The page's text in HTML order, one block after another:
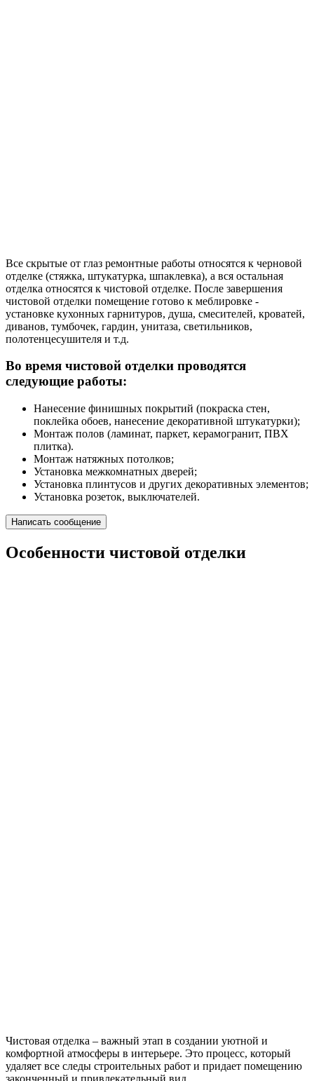
Все скрытые от глаз ремонтные работы относятся к черновой
отделке (стяжка, штукатурка, шпаклевка), а вся остальная
отделка относятся к чистовой отделке. После завершения
чистовой отделки помещение готово к меблировке -
установке кухонных гарнитуров, душа, смесителей, кроватей,
диванов, тумбочек, гардин, унитаза, светильников,
полотенцесушителя и т.д.
Во время чистовой отделки проводятся
следующие работы:
Нанесение финишных покрытий (покраска стен,
поклейка обоев, нанесение декоративной штукатурки);
Монтаж полов (ламинат, паркет, керамогранит, ПВХ
плитка).
Монтаж натяжных потолков;
Установка межкомнатных дверей;
Установка плинтусов и других декоративных элементов;
Установка розеток, выключателей.
Написать сообщение
Особенности чистовой отделки
Чистовая отделка – важный этап в создании уютной и
комфортной атмосферы в интерьере. Это процесс, который
удаляет все следы строительных работ и придает помещению
законченный и привлекательный вид.